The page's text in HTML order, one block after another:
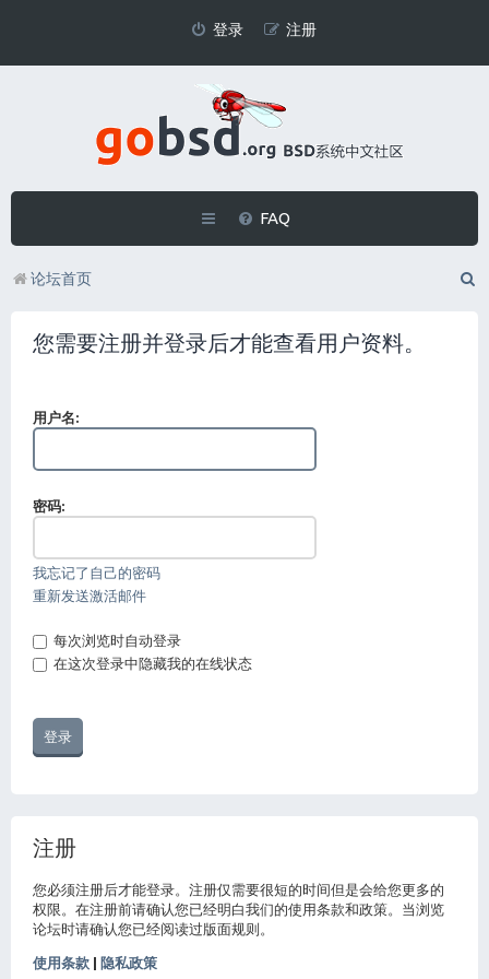
登录 注册
FAQ
论坛首页
您需要注册并登录后才能查看用户资料。
用户名:
密码:
我忘记了自己的密码
重新发送激活邮件
每次浏览时自动登录
在这次登录中隐藏我的在线状态
注册
您必须注册后才能登录。注册仅需要很短的时间但是会给您更多的
权限。在注册前请确认您已经明白我们的使用条款和政策。当浏览
论坛时请确认您已经阅读过版面规则。
使用条款 隐私政策